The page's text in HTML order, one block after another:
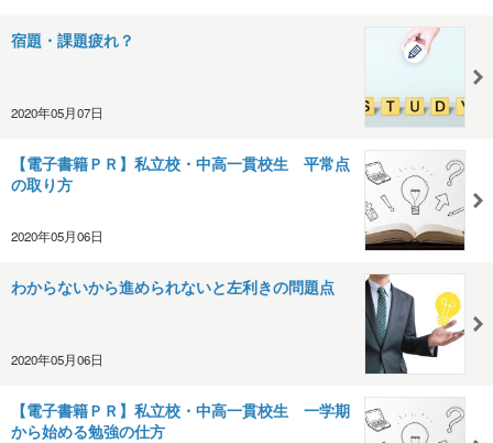
宿題・課題疲れ？
2020年05月07日
【電子書籍ＰＲ】私立校・中高一貫校生 平常点
の取り方
2020年05月06日
わからないから進められないと左利きの問題点
2020年05月06日
【電子書籍ＰＲ】私立校・中高一貫校生 一学期
から始める勉強の仕方